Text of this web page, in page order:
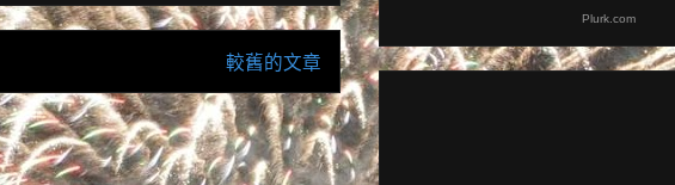
較舊的文章
Plurk.com